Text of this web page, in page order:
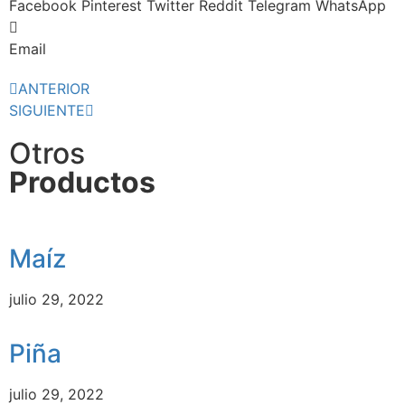
Facebook Pinterest Twitter Reddit Telegram WhatsApp
Email
ANTERIOR
SIGUIENTE
Otros
Productos
Maíz
julio 29, 2022
Piña
julio 29, 2022